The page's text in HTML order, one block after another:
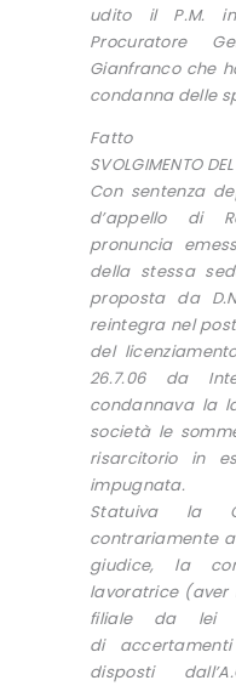
udito il P.M.
Procuratore
Gianfranco che
condanna delle
Fatto
SVOLGIMENTO
Con sentenza
d’appello di
pronuncia
della stessa
proposta da
reintegra nel
del
26.7.06 da
condannava la
società le
risarcitorio in
impugnata.
Statuiva la
contrariamente
giudice, la
lavoratrice (aver
filiale da lei
di
disposti